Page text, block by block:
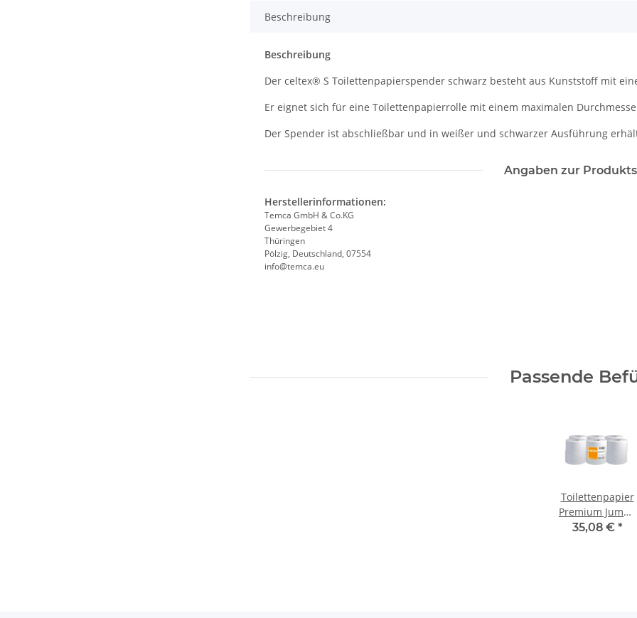
Beschreibung
Beschreibung
Der celtex® S Toilettenpapierspender schwarz besteht aus Kunststoff mit
Er eignet sich für eine Toilettenpapierrolle mit einem maximalen
Der Spender ist abschließbar und in weißer und schwarzer Ausführung
Angaben zur
Herstellerinformationen:
Temca GmbH & Co.KG
Gewerbegebiet 4
Thüringen
Pölzig, Deutschland, 07554
info@temca.eu
Passende
Toilettenpapier
Premium Jumbo
Zellstoff Tissue
35,08 € *